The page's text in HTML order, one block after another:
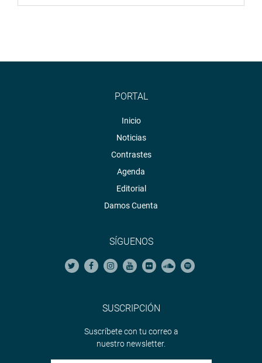
PORTAL
Inicio
Noticias
Contrastes
Agenda
Editorial
Damos Cuenta
SÍGUENOS
SUSCRIPCIÓN
Suscríbete con tu correo a
nuestro newsletter.